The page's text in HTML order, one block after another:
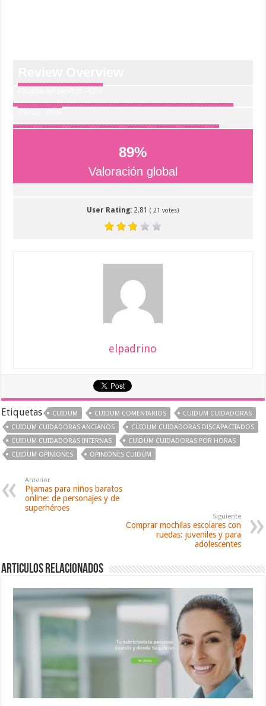
89%
Valoración global
User Rating: 2.81 ( 21 votes)
elpadrino
Etiquetas CUIDUM CUIDUM COMENTARIOS
CUIDUM CUIDADORAS
CUIDUM CUIDADORAS ANCIANOS
CUIDUM CUIDADORAS DISCAPACITADOS
CUIDUM CUIDADORAS INTERNAS
CUIDUM CUIDADORAS POR HORAS
CUIDUM OPINIONES
OPINIONES CUIDUM
Anterior
Pijamas para niños baratos
online: de personajes y de
superhéroes
Siguiente
Comprar mochilas escolares con
ruedas: juveniles y para
adolescentes
Articulos relacionados